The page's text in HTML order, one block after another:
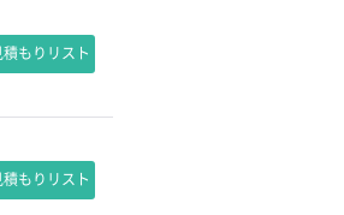
積もりリスト
積もりリスト